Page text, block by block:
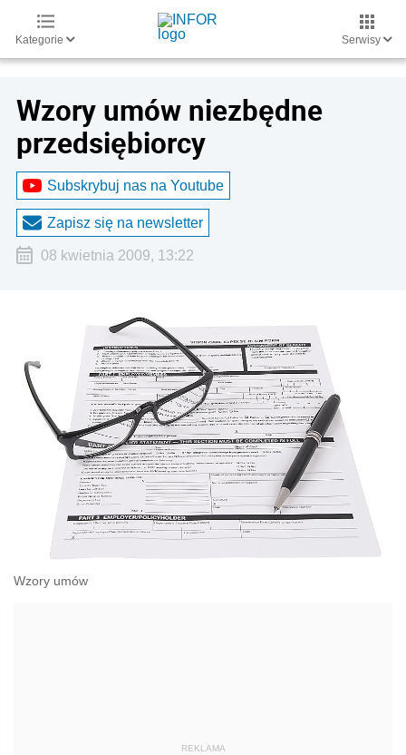
Kategorie Serwisy
Wzory umów niezbędne
przedsiębiorcy
Subskrybuj nas na Youtube
Zapisz się na newsletter
08 kwietnia 2009, 13:22
Wzory umów